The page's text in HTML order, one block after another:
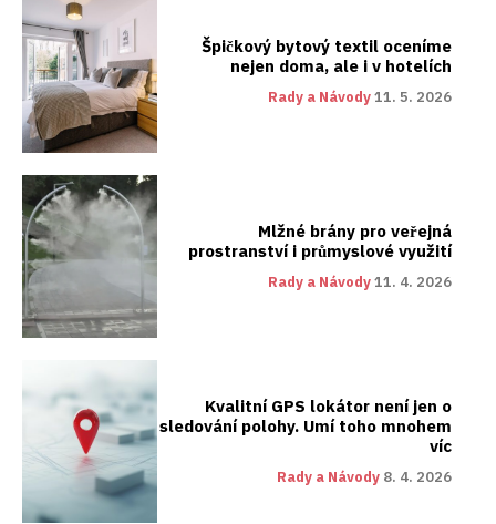
Špičkový bytový textil oceníme
nejen doma, ale i v hotelích
Rady a Návody11. 5. 2026
Mlžné brány pro veřejná
prostranství i průmyslové využití
Rady a Návody11. 4. 2026
Kvalitní GPS lokátor není jen o
sledování polohy. Umí toho mnohem
víc
Rady a Návody 8. 4. 2026